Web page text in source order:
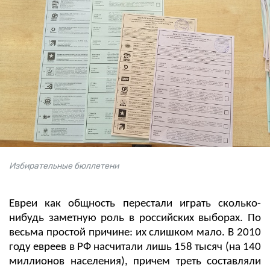
Избирательные бюллетени
Евреи как общность перестали играть сколько-
нибудь заметную роль в российских выборах. По
весьма простой причине: их слишком мало. В 2010
году евреев в РФ насчитали лишь 158 тысяч (на 140
миллионов населения), причем треть составляли